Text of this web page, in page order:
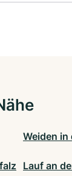
Weiden in
Lauf an